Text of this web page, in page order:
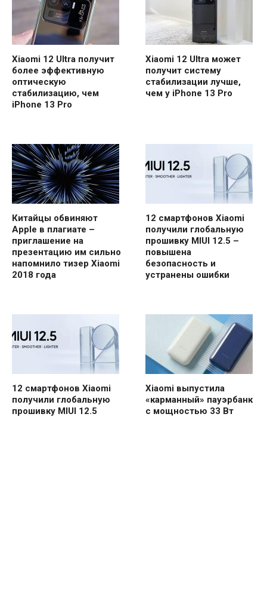
Xiaomi 12 Ultra получит
более эффективную
оптическую
стабилизацию, чем
iPhone 13 Pro
Xiaomi 12 Ultra может
получит систему
стабилизации лучше,
чем у iPhone 13 Pro
Китайцы обвиняют
Apple в плагиате –
приглашение на
презентацию им сильно
напомнило тизер Xiaomi
2018 года
12 смартфонов Xiaomi
получили глобальную
прошивку MIUI 12.5 –
повышена
безопасность и
устранены ошибки
12 смартфонов Xiaomi
получили глобальную
прошивку MIUI 12.5
Xiaomi выпустила
«карманный» пауэрбанк
с мощностью 33 Вт